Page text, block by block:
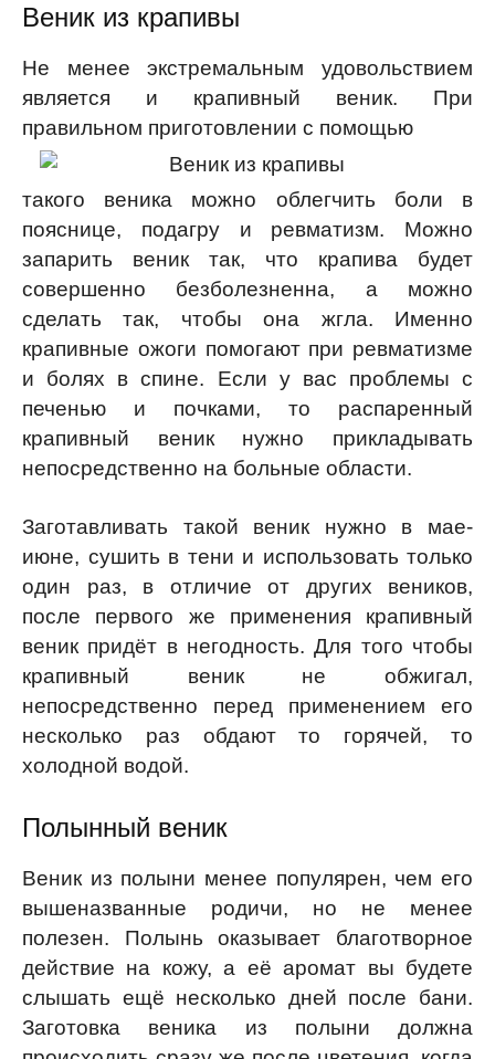
Веник из крапивы
Не менее экстремальным удовольствием
является и крапивный веник. При
правильном приготовлении с помощью
такого веника можно облегчить боли в
пояснице, подагру и ревматизм. Можно
запарить веник так, что крапива будет
совершенно безболезненна, а можно
сделать так, чтобы она жгла. Именно
крапивные ожоги помогают при ревматизме
и болях в спине. Если у вас проблемы с
печенью и почками, то распаренный
крапивный веник нужно прикладывать
непосредственно на больные области.
Заготавливать такой веник нужно в мае-
июне, сушить в тени и использовать только
один раз, в отличие от других веников,
после первого же применения крапивный
веник придёт в негодность. Для того чтобы
крапивный веник не обжигал,
непосредственно перед применением его
несколько раз обдают то горячей, то
холодной водой.
Полынный веник
Веник из полыни менее популярен, чем его
вышеназванные родичи, но не менее
полезен. Полынь оказывает благотворное
действие на кожу, а её аромат вы будете
слышать ещё несколько дней после бани.
Заготовка веника из полыни должна